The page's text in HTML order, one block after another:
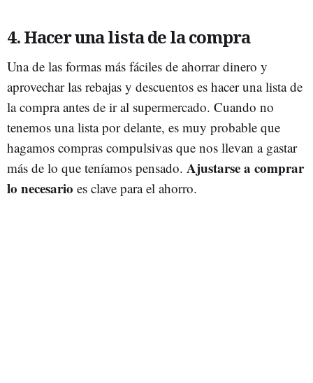
4. Hacer una lista de la compra
Una de las formas más fáciles de ahorrar dinero y
aprovechar las rebajas y descuentos es hacer una lista de
la compra antes de ir al supermercado. Cuando no
tenemos una lista por delante, es muy probable que
hagamos compras compulsivas que nos llevan a gastar
más de lo que teníamos pensado. Ajustarse a comprar
lo necesario es clave para el ahorro.